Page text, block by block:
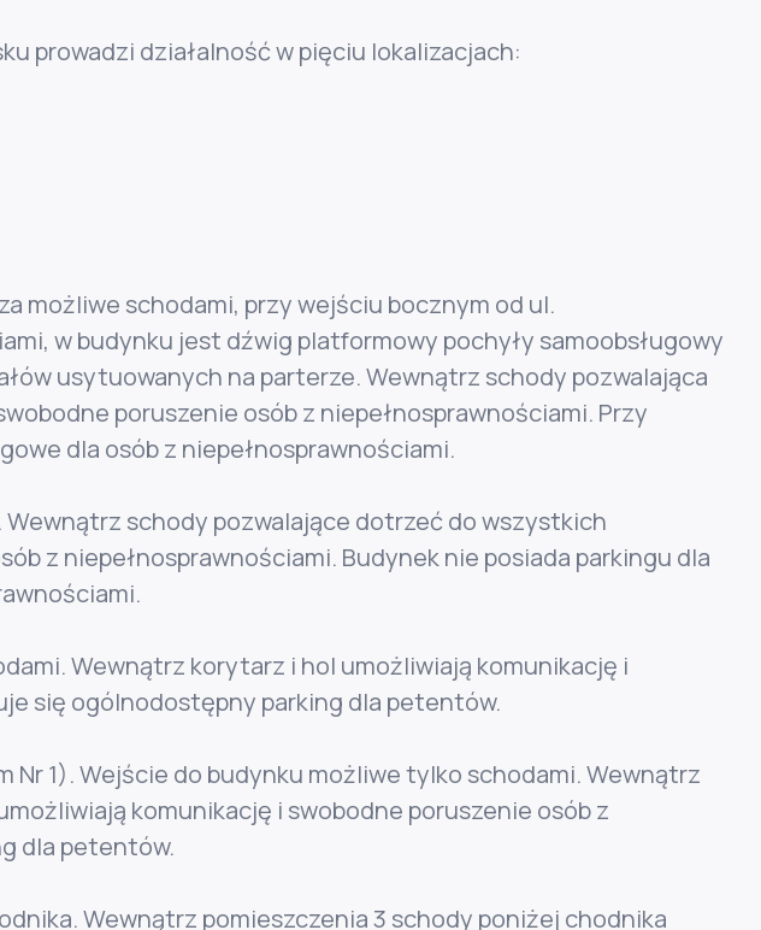
prowadzi działalność w pięciu lokalizacjach:
możliwe schodami, przy wejściu bocznym od ul.
w budynku jest dźwig platformowy pochyły samoobsługowy
usytuowanych na parterze. Wewnątrz schody pozwalająca
poruszenie osób z niepełnosprawnościami. Przy
dla osób z niepełnosprawnościami.
Wewnątrz schody pozwalające dotrzeć do wszystkich
z niepełnosprawnościami. Budynek nie posiada parkingu dla
Wewnątrz korytarz i hol umożliwiają komunikację i
się ogólnodostępny parking dla petentów.
Nr 1). Wejście do budynku możliwe tylko schodami. Wewnątrz
komunikację i swobodne poruszenie osób z
dla petentów.
Wewnątrz pomieszczenia 3 schody poniżej chodnika